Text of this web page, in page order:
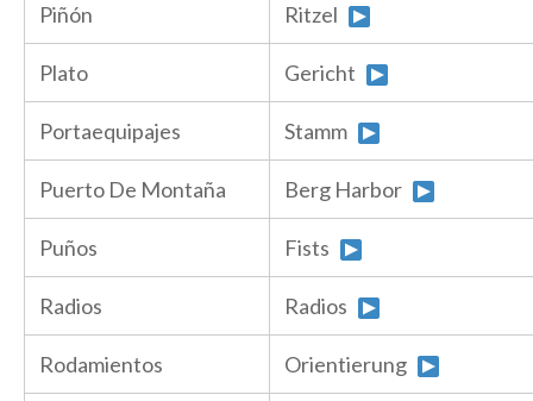
Piñón Ritzel
Plato Gericht
Portaequipajes Stamm
Puerto De Montaña Berg Harbor
Puños Fists
Radios Radios
Rodamientos Orientierung